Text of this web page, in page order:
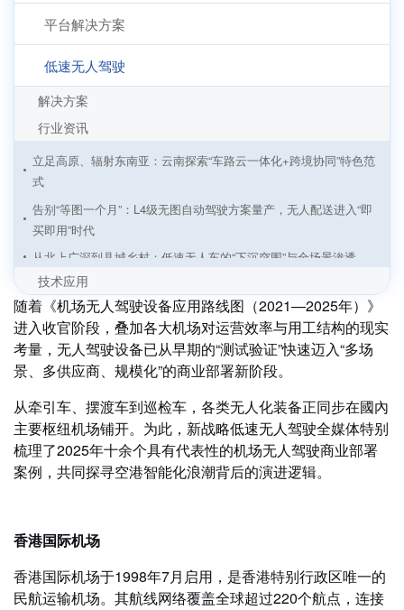
平台解决方案
低速无人驾驶
解决方案
行业资讯
立足高原、辐射东南亚：云南探索“车路云一体化+跨境协同”特色范
式
告别“等图一个月”：L4级无图自动驾驶方案量产，无人配送进入“即
买即用”时代
从北上广深到县城乡村：低速无人车的“下沉突围”与全场景渗透
传统车企“跑步入场”：低速无人物流车从初创主导迈向“整车+智
驾”深度融合
无人矿区通信新基建：双方案，全场景，零卡顿
无人车“大航海时代”：四大场景挺进深蓝，全球运力重构战打响
智能网联汽车：从“新能源汽车之都”到“无人之境”领跑者
“无人驾驶、有人运营”困局何解？来电岛：自动补能+智能运营+城
市成网
技术应用
随着《机场无人驾驶设备应用路线图（2021—2025年）》
进入收官阶段，叠加各大机场对运营效率与用工结构的现实
考量，无人驾驶设备已从早期的“测试验证”快速迈入“多场
景、多供应商、规模化”的商业部署新阶段。
从牵引车、摆渡车到巡检车，各类无人化装备正同步在國內
主要枢纽机场铺开。为此，新战略低速无人驾驶全媒体特别
梳理了2025年十余个具有代表性的机场无人驾驶商业部署
案例，共同探寻空港智能化浪潮背后的演进逻辑。
香港国际机场
香港国际机场于1998年7月启用，是香港特别行政区唯一的
民航运输机场。其航线网络覆盖全球超过220个航点，连接